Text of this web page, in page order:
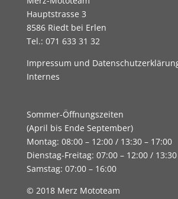
Hauptstrasse 3
8586 Riedt bei Erlen
Tel.: 071 633 31 32
Impressum und
Internes
Sommer-Öffnungszeiten
(April bis Ende September)
Montag: 08:00 – 12:00 / 13:30 – 17:00
Dienstag-Freitag: 07:00 – 12:00 /
Samstag: 07:00 – 16:00
© 2018 Merz Mototeam